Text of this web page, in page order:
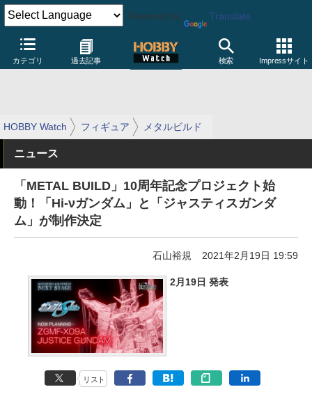
Powered by Translate
カテゴリ 過去記事 検索 Impressサイト
HOBBY Watch フィギュア メタルビルド
ニュース
「METAL BUILD」10周年記念プロジェクト始
動！「Hi-νガンダム」と「ジャスティスガンダ
ム」が制作決定
石山裕規 2021年2月19日 19:59
2月19日 発表
リスト